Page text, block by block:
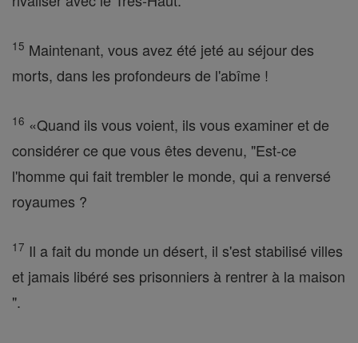
15 Maintenant, vous avez été jeté au séjour des
morts, dans les profondeurs de l'abîme !
16 «Quand ils vous voient, ils vous examiner et de
considérer ce que vous êtes devenu, "Est-ce
l'homme qui fait trembler le monde, qui a renversé
royaumes ?
17 Il a fait du monde un désert, il s'est stabilisé villes
et jamais libéré ses prisonniers à rentrer à la maison
".